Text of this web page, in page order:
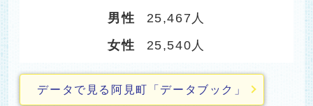
男性
25,467人
女性
25,540人
データで見る阿見町「データブック」